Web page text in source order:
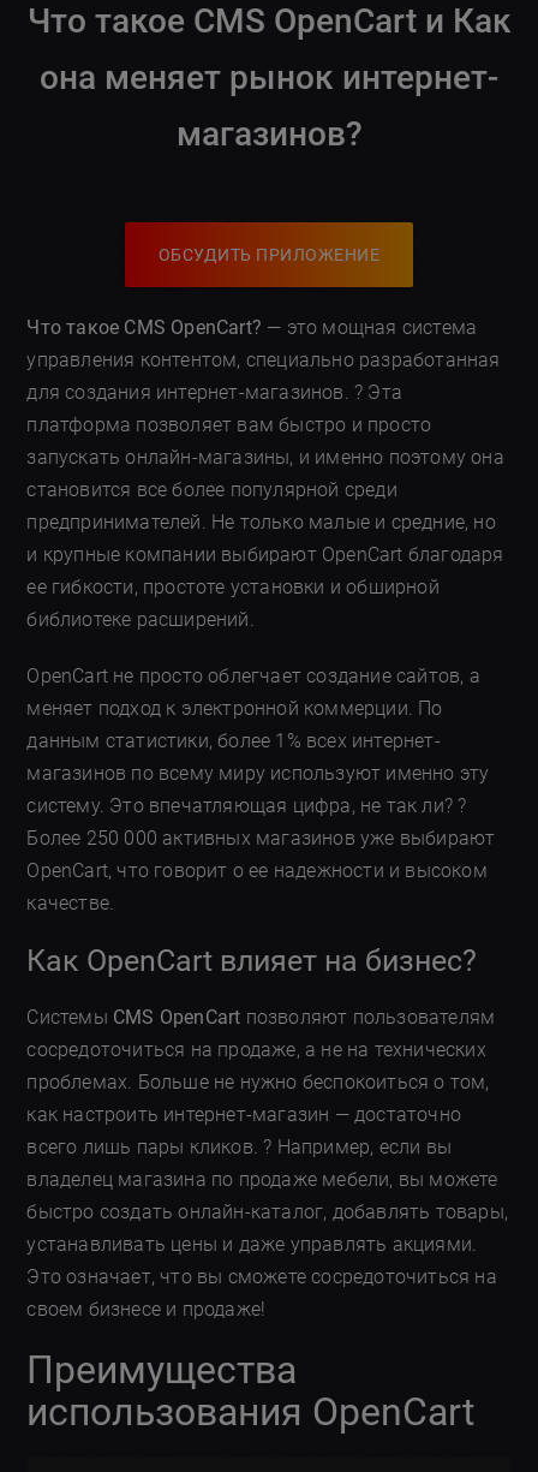
Что такое CMS OpenCart и Как
она меняет рынок интернет-
магазинов?
ОБСУДИТЬ ПРИЛОЖЕНИЕ
Что такое CMS OpenCart? — это мощная система
управления контентом, специально разработанная
для создания интернет-магазинов. ? Эта
платформа позволяет вам быстро и просто
запускать онлайн-магазины, и именно поэтому она
становится все более популярной среди
предпринимателей. Не только малые и средние, но
и крупные компании выбирают OpenCart благодаря
ее гибкости, простоте установки и обширной
библиотеке расширений.
OpenCart не просто облегчает создание сайтов, а
меняет подход к электронной коммерции. По
данным статистики, более 1% всех интернет-
магазинов по всему миру используют именно эту
систему. Это впечатляющая цифра, не так ли? ?
Более 250 000 активных магазинов уже выбирают
OpenCart, что говорит о ее надежности и высоком
качестве.
Как OpenCart влияет на бизнес?
Системы CMS OpenCart позволяют пользователям
сосредоточиться на продаже, а не на технических
проблемах. Больше не нужно беспокоиться о том,
как настроить интернет-магазин — достаточно
всего лишь пары кликов. ? Например, если вы
владелец магазина по продаже мебели, вы можете
быстро создать онлайн-каталог, добавлять товары,
устанавливать цены и даже управлять акциями.
Это означает, что вы сможете сосредоточиться на
своем бизнесе и продаже!
Преимущества
использования OpenCart